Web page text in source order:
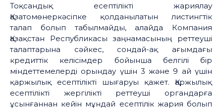
Тоқсандық есептілікті жариялау
Қазатомөнеркәсіпке қолданылатын листингтік
талап болып табылмайды, алайда Компания
Қазақстан Республикасы заңнамасының реттеуші
талаптарына сәйкес, сондай-ақ ағымдағы
кредиттік келісімдер бойынша белгілі бір
міндеттемелерді орындау үшін 3 және 9 ай үшін
қаржылық есептілікті шығаруы қажет. Қаржылық
есептілікті жергілікті реттеуші органдарға
ұсынғаннан кейін мұндай есептілік жария болып